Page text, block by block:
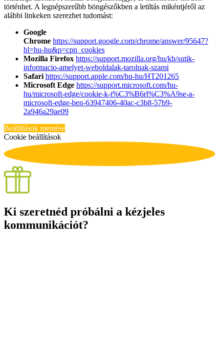
történhet. A legnépszerűbb böngészőkben a letiltás mikéntjéről az
alábbi linkeken szerezhet tudomást:
Google
Chrome https://support.google.com/chrome/answer/95647?
hl=hu-hu&p=cpn_cookies
Mozilla Firefox https://support.mozilla.org/hu/kb/sutik-
informacio-amelyet-weboldalak-tarolnak-szami
Safari https://support.apple.com/hu-hu/HT201265
Microsoft Edge https://support.microsoft.com/hu-
hu/microsoft-edge/cookie-k-t%C3%B6rl%C3%A9se-a-
microsoft-edge-ben-63947406-40ac-c3b8-57b9-
2a946a29ae09
Beállítások mentése
Cookie beállítások
Ki szeretnéd próbálni a kézjeles
kommunikációt?